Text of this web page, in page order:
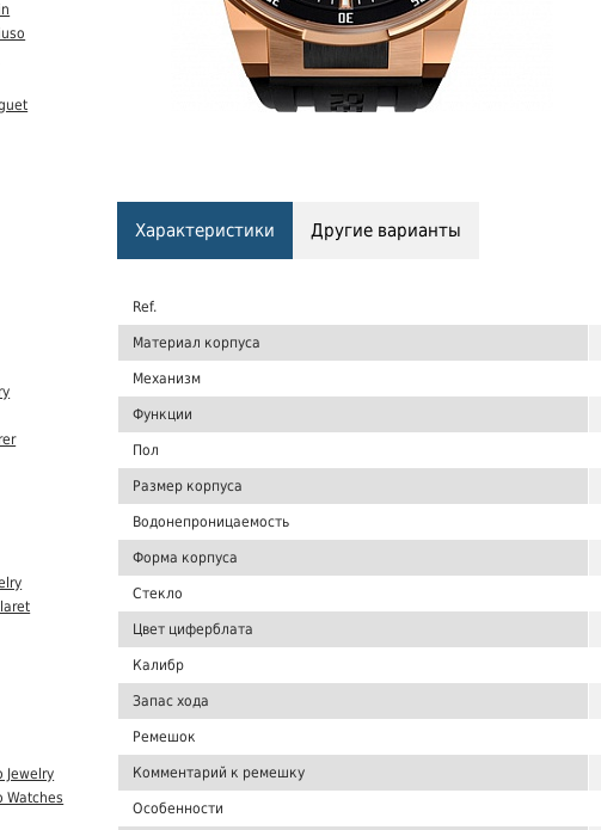
Jewelry
Watches
Характеристики Другие варианты
Ref.
Материал корпуса
Механизм
Функции
Пол
Размер корпуса
Водонепроницаемость
Форма корпуса
Стекло
Цвет циферблата
Калибр
Запас хода
Ремешок
Комментарий к ремешку
Особенности